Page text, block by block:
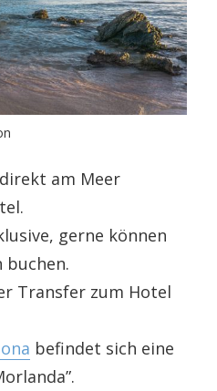
am Meer
gerne können
buchen.
Transfer zum Hotel
befindet sich eine